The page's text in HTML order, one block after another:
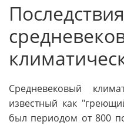
Последствия
Средневековый
известный как
был периодом от 800